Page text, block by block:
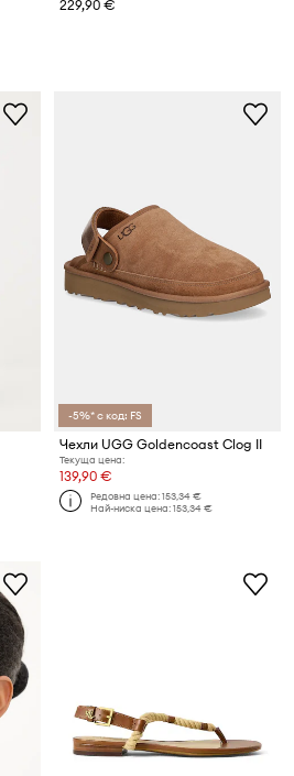
229,90 €
-5%* с код: FS
Чехли UGG Goldencoast Clog II
Текуща цена:
139,90 €
Редовна цена:153,34 €
Най-ниска цена:153,34 €